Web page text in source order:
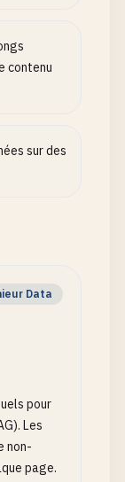
contenu
sur des
Data
pour
Les
non-
page.